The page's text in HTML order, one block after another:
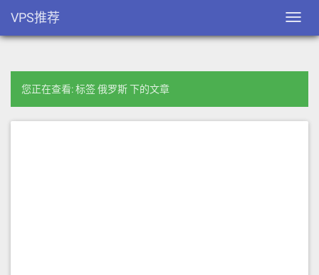
VPS推荐
您正在查看: 标签 俄罗斯 下的文章